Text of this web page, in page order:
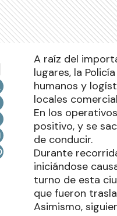
A raíz del
lugares, la
humanos y
locales
En los
positivo, y se
de conducir.
Durante
iniciándose
turno de esta
que fueron
Asimismo,